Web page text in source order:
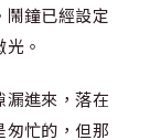
鬧鐘已經設定
。
漏進來，落在
匆忙的，但那